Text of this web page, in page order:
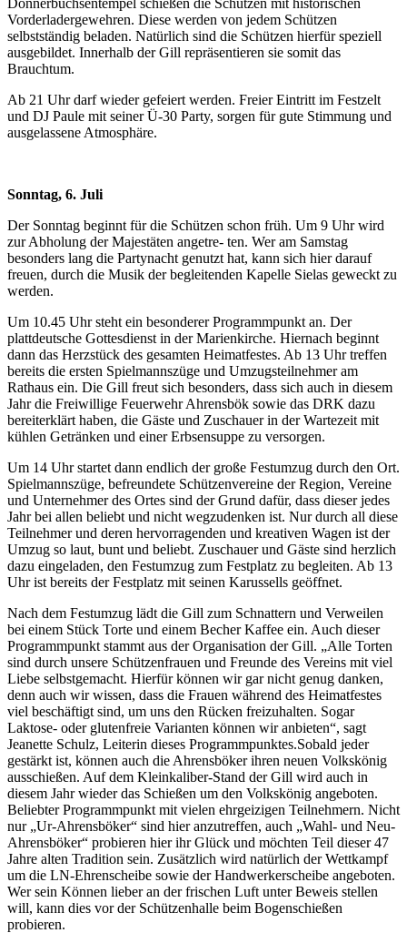
Vorderladergewehren. Diese werden von jedem Schützen
selbstständig beladen. Natürlich sind die Schützen hierfür speziell
ausgebildet. Innerhalb der Gill repräsentieren sie somit das
Brauchtum.
Ab 21 Uhr darf wieder gefeiert werden. Freier Eintritt im Festzelt
und DJ Paule mit seiner Ü-30 Party, sorgen für gute Stimmung und
ausgelassene Atmosphäre.
Sonntag, 6. Juli
Der Sonntag beginnt für die Schützen schon früh. Um 9 Uhr wird
zur Abholung der Majestäten angetre- ten. Wer am Samstag
besonders lang die Partynacht genutzt hat, kann sich hier darauf
freuen, durch die Musik der begleitenden Kapelle Sielas geweckt zu
werden.
Um 10.45 Uhr steht ein besonderer Programmpunkt an. Der
plattdeutsche Gottesdienst in der Marienkirche. Hiernach beginnt
dann das Herzstück des gesamten Heimatfestes. Ab 13 Uhr treffen
bereits die ersten Spielmannszüge und Umzugs­teilnehmer am
Rathaus ein. Die Gill freut sich besonders, dass sich auch in diesem
Jahr die Freiwillige Feuerwehr Ahrensbök sowie das DRK dazu
bereiterklärt haben, die Gäste und Zuschauer in der Wartezeit mit
kühlen Getränken und einer Erbsensuppe zu versorgen.
Um 14 Uhr startet dann endlich der große Festumzug durch den Ort.
Spielmannszüge, befreundete Schützenvereine der Region, Vereine
und Unternehmer des Ortes sind der Grund dafür, dass dieser jedes
Jahr bei allen beliebt und nicht wegzudenken ist. Nur durch all diese
Teilnehmer und deren hervorragenden und kreativen Wagen ist der
Umzug so laut, bunt und beliebt. Zuschauer und Gäste sind herzlich
dazu eingeladen, den Festumzug zum Festplatz zu begleiten. Ab 13
Uhr ist bereits der Festplatz mit seinen Karussells geöffnet.
Nach dem Festumzug lädt die Gill zum Schnattern und Verweilen
bei einem Stück Torte und einem Becher Kaffee ein. Auch dieser
Programmpunkt stammt aus der Organisation der Gill. „Alle Torten
sind durch unsere Schützenfrauen und Freunde des Vereins mit viel
Liebe selbstgemacht. Hierfür können wir gar nicht genug danken,
denn auch wir wissen, dass die Frauen während des Heimatfestes
viel beschäftigt sind, um uns den Rücken freizuhalten. Sogar
Laktose- oder glutenfreie Varianten können wir anbieten“, sagt
Jeanette Schulz, Leiterin dieses Programmpunktes.Sobald jeder
gestärkt ist, können auch die Ahrensböker ihren neuen Volkskönig
ausschießen. Auf dem Kleinkaliber-Stand der Gill wird auch in
diesem Jahr wieder das Schießen um den Volkskönig angeboten.
Beliebter Programmpunkt mit vielen ehrgeizigen Teilnehmern. Nicht
nur „Ur-Ahrensböker“ sind hier anzutreffen, auch „Wahl- und Neu-
Ahrensböker“ probieren hier ihr Glück und möchten Teil dieser 47
Jahre alten Tradition sein. Zusätzlich wird natürlich der Wettkampf
um die LN-Ehrenscheibe sowie der Handwerkerscheibe angeboten.
Wer sein Können lieber an der frischen Luft unter Beweis stellen
will, kann dies vor der Schützenhalle beim Bogenschießen
probieren.